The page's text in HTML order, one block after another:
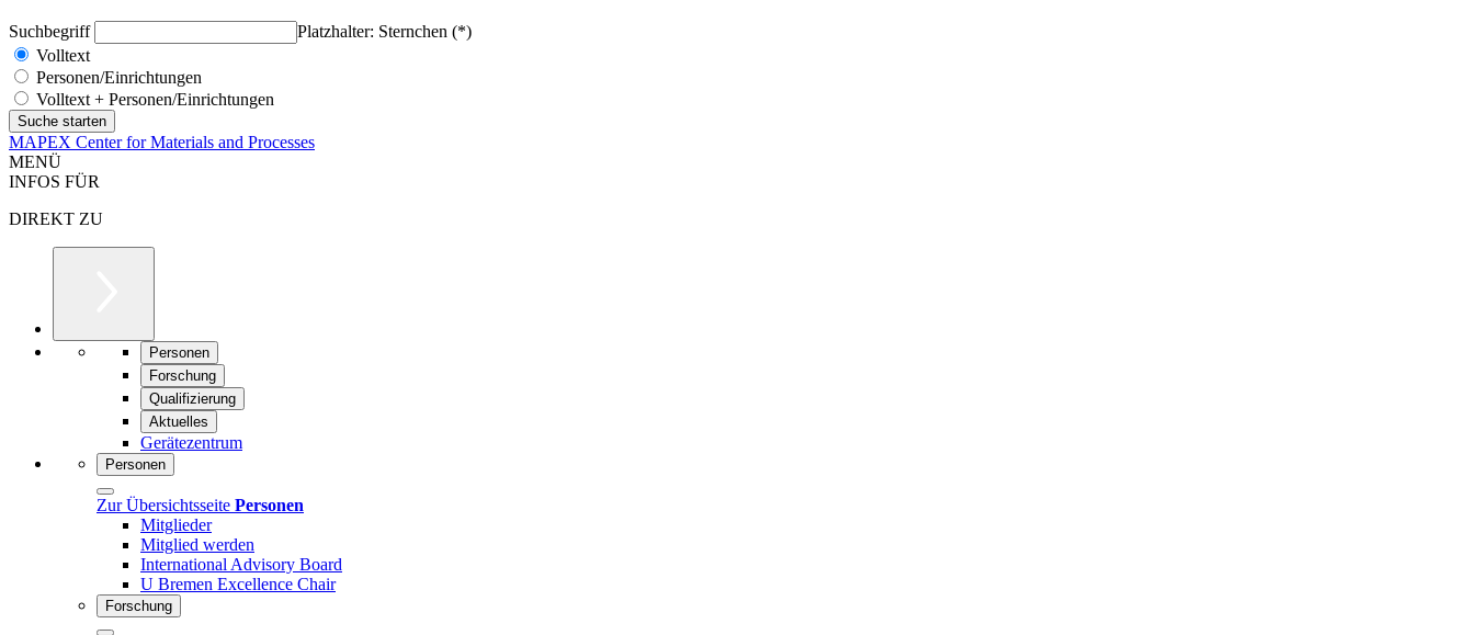
Suchbegriff
Platzhalter: Sternchen (*)
Volltext
Personen/Einrichtungen
Volltext + Personen/Einrichtungen
MAPEX Center for Materials and Processes
MENÜ
INFOS FÜR
DIREKT ZU
Personen
Forschung
Qualifizierung
Aktuelles
Gerätezentrum
Personen
Zur Übersichtsseite Personen
Mitglieder
Mitglied werden
International Advisory Board
U Bremen Excellence Chair
Forschung